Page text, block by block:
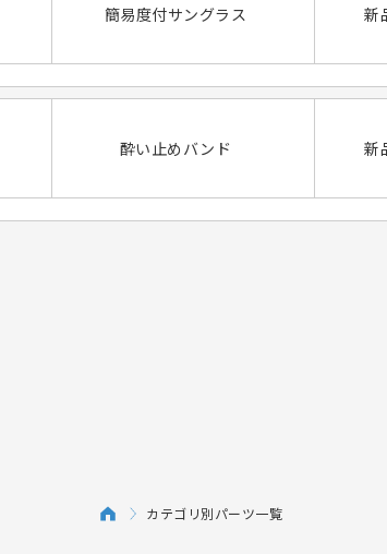
簡易度付サングラス 新
酔い止めバンド 新
カテゴリ別パーツ一覧